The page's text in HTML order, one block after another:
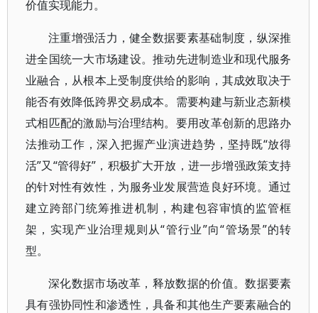
价值实现能力。
注重增强活力，健全数据要素基础制度，纵深推
进全国统一大市场建设。推动先进制造业和现代服务
业融合，从根本上受制度供给的影响，其成效取决于
能否有效降低跨界交易成本。需要构建与新业态新模
式相匹配的激励与治理结构。要用改革创新的思路办
法推动工作，深入把握产业演进趋势，坚持既“放得
活”又“管得好”，积极扩大开放，进一步增强政策支持
的针对性有效性，为服务业发展营造良好环境。通过
建立跨部门统筹推进机制，构建包容审慎的监管框
架，实现产业治理规则从“管行业”向“管场景”的转
型。
深化数据市场改革，释放数据的价值。数据要素
具有强协同性和渗透性，具备和其他生产要素融合的